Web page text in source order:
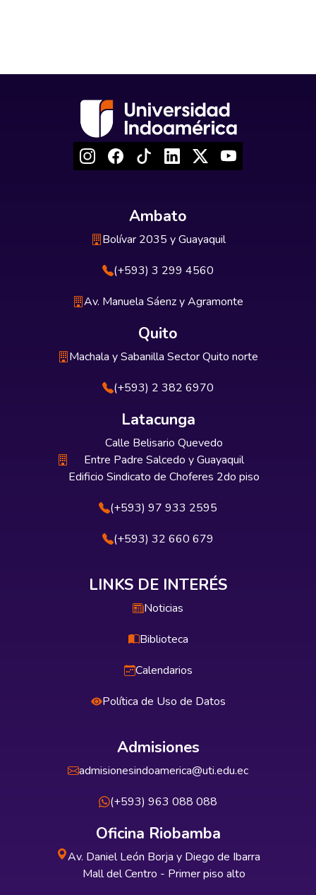
Ambato
Bolívar 2035 y Guayaquil
(+593) 3 299 4560
Av. Manuela Sáenz y Agramonte
Quito
Machala y Sabanilla Sector Quito norte
(+593) 2 382 6970
Latacunga
Calle Belisario Quevedo
Entre Padre Salcedo y Guayaquil
Edificio Sindicato de Choferes 2do piso
(+593) 97 933 2595
(+593) 32 660 679
LINKS DE INTERÉS
Noticias
Biblioteca
Calendarios
Política de Uso de Datos
Admisiones
admisionesindoamerica@uti.edu.ec
(+593) 963 088 088
Oficina Riobamba
Av. Daniel León Borja y Diego de Ibarra
Mall del Centro - Primer piso alto